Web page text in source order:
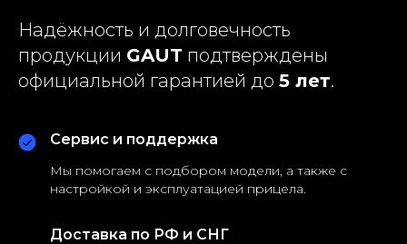
Надёжность и долговечность
продукции GAUT подтверждены
официальной гарантией до 5 лет.
Сервис и поддержка
Мы помогаем с подбором модели, а также с
настройкой и эксплуатацией прицела.
Доставка по РФ и СНГ